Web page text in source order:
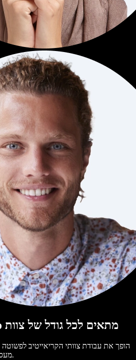
Speechify Studio מתאים לכל גודל של צוות
מעסק בודד ועד צוותים ארגוניים.